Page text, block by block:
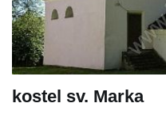
kostel sv. Marka